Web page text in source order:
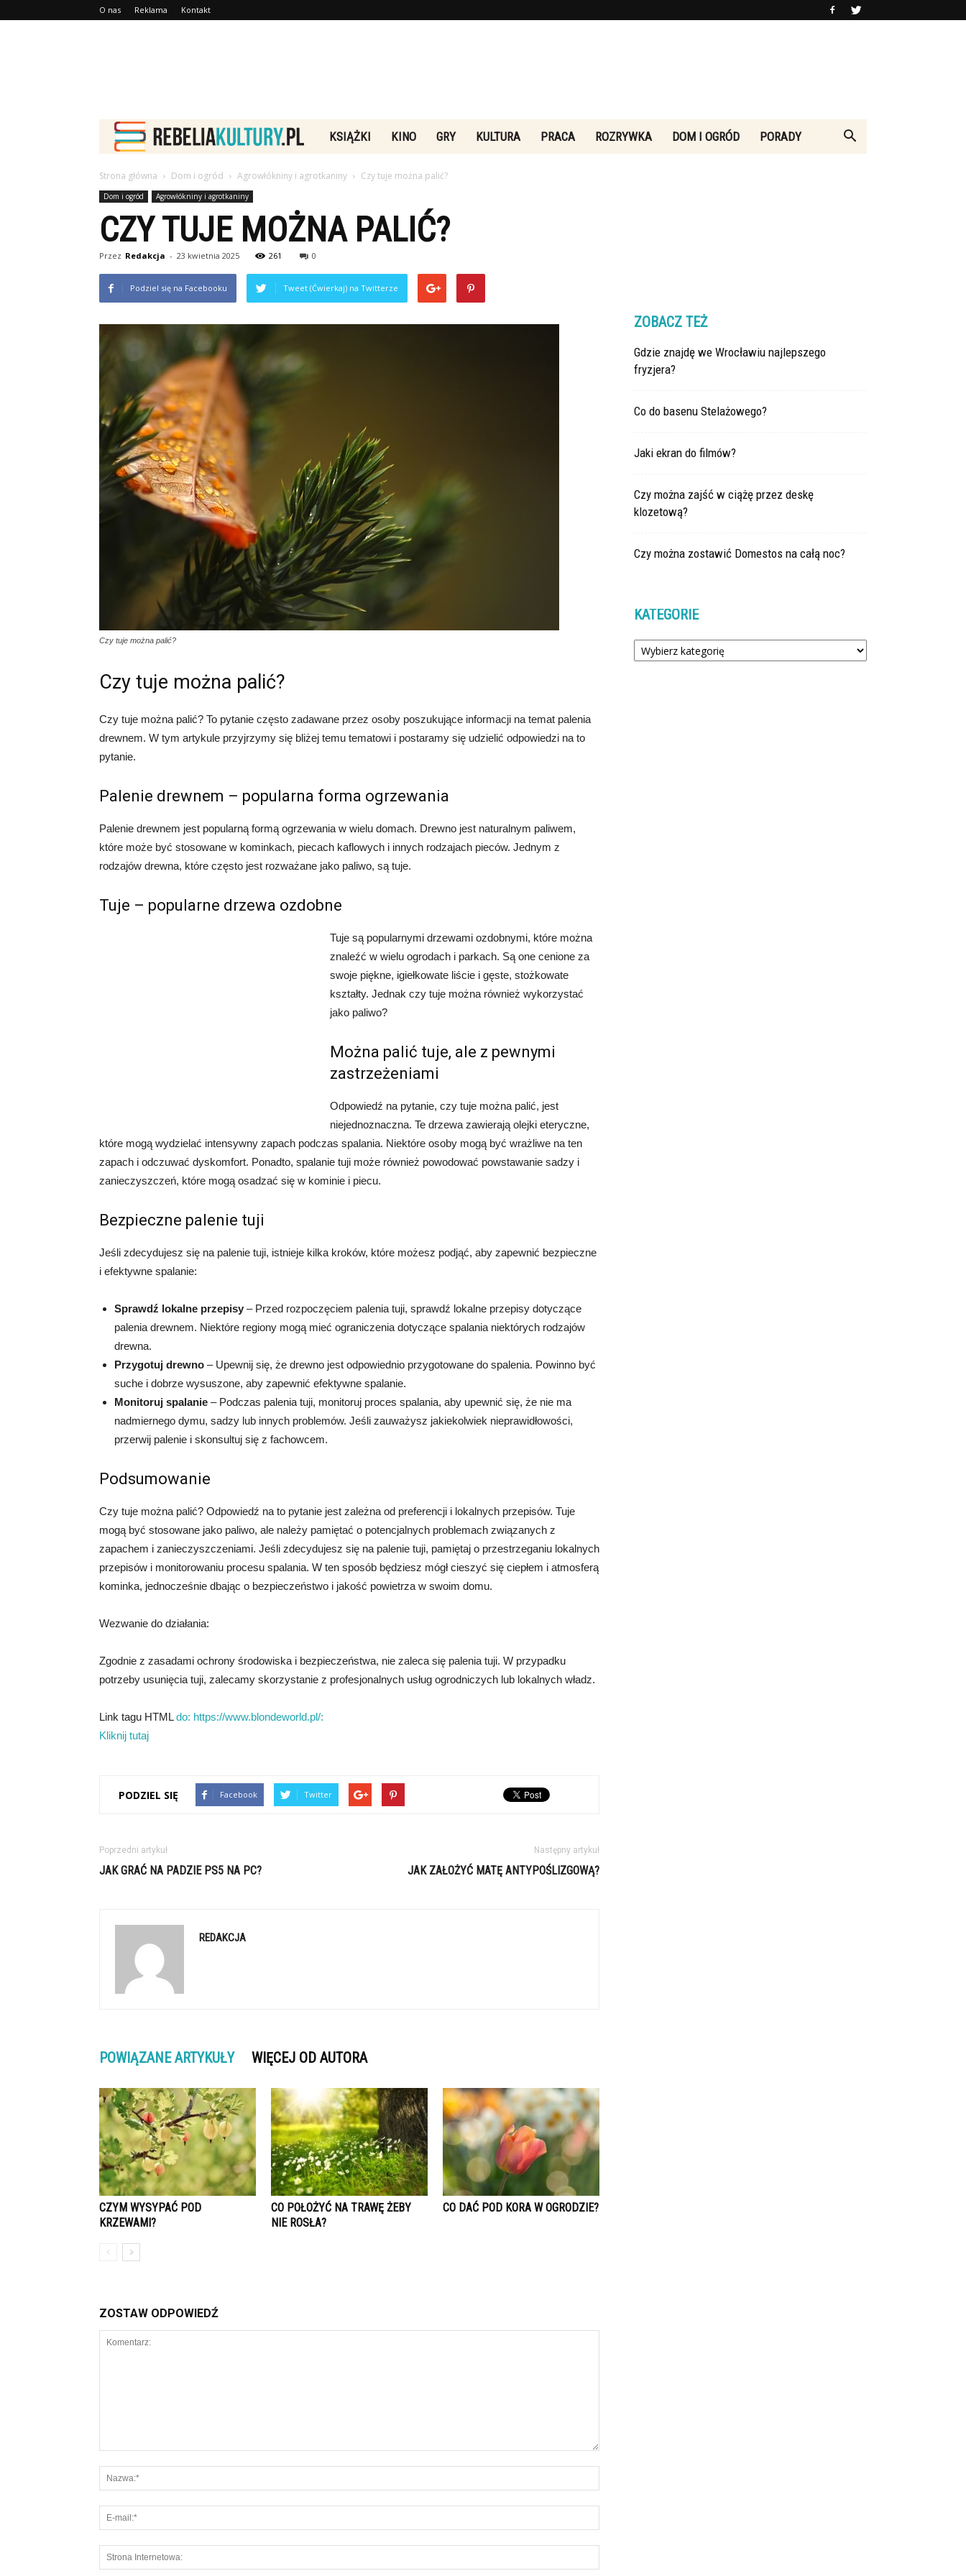
O nas Reklama Kontakt
Rebeliakultury.pl
KSIĄŻKI KINO GRY KULTURA PRACA ROZRYWKA DOM I OGRÓD PORADY
Strona główna Dom i ogród Agrowłókniny i agrotkaniny Czy tuje można palić?
Dom i ogród Agrowłókniny i agrotkaniny
CZY TUJE MOŻNA PALIĆ?
Przez Redakcja - 23 kwietnia 2025 261 0
Podziel się na Facebooku Tweet (Ćwierkaj) na Twitterze
Czy tuje można palić?
Czy tuje można palić?
Czy tuje można palić? To pytanie często zadawane przez osoby poszukujące informacji na temat palenia
drewnem. W tym artykule przyjrzymy się bliżej temu tematowi i postaramy się udzielić odpowiedzi na to
pytanie.
Palenie drewnem – popularna forma ogrzewania
Palenie drewnem jest popularną formą ogrzewania w wielu domach. Drewno jest naturalnym paliwem,
które może być stosowane w kominkach, piecach kaflowych i innych rodzajach pieców. Jednym z
rodzajów drewna, które często jest rozważane jako paliwo, są tuje.
Tuje – popularne drzewa ozdobne
Tuje są popularnymi drzewami ozdobnymi, które można
znaleźć w wielu ogrodach i parkach. Są one cenione za
swoje piękne, igiełkowate liście i gęste, stożkowate
kształty. Jednak czy tuje można również wykorzystać
jako paliwo?
Można palić tuje, ale z pewnymi
zastrzeżeniami
Odpowiedź na pytanie, czy tuje można palić, jest
niejednoznaczna. Te drzewa zawierają olejki eteryczne,
które mogą wydzielać intensywny zapach podczas spalania. Niektóre osoby mogą być wrażliwe na ten
zapach i odczuwać dyskomfort. Ponadto, spalanie tuji może również powodować powstawanie sadzy i
zanieczyszczeń, które mogą osadzać się w kominie i piecu.
Bezpieczne palenie tuji
Jeśli zdecydujesz się na palenie tuji, istnieje kilka kroków, które możesz podjąć, aby zapewnić bezpieczne
i efektywne spalanie:
Sprawdź lokalne przepisy – Przed rozpoczęciem palenia tuji, sprawdź lokalne przepisy dotyczące
palenia drewnem. Niektóre regiony mogą mieć ograniczenia dotyczące spalania niektórych rodzajów
drewna.
Przygotuj drewno – Upewnij się, że drewno jest odpowiednio przygotowane do spalenia. Powinno być
suche i dobrze wysuszone, aby zapewnić efektywne spalanie.
Monitoruj spalanie – Podczas palenia tuji, monitoruj proces spalania, aby upewnić się, że nie ma
nadmiernego dymu, sadzy lub innych problemów. Jeśli zauważysz jakiekolwiek nieprawidłowości,
przerwij palenie i skonsultuj się z fachowcem.
Podsumowanie
Czy tuje można palić? Odpowiedź na to pytanie jest zależna od preferencji i lokalnych przepisów. Tuje
mogą być stosowane jako paliwo, ale należy pamiętać o potencjalnych problemach związanych z
zapachem i zanieczyszczeniami. Jeśli zdecydujesz się na palenie tuji, pamiętaj o przestrzeganiu lokalnych
przepisów i monitorowaniu procesu spalania. W ten sposób będziesz mógł cieszyć się ciepłem i atmosferą
kominka, jednocześnie dbając o bezpieczeństwo i jakość powietrza w swoim domu.
Wezwanie do działania:
Zgodnie z zasadami ochrony środowiska i bezpieczeństwa, nie zaleca się palenia tuji. W przypadku
potrzeby usunięcia tuji, zalecamy skorzystanie z profesjonalnych usług ogrodniczych lub lokalnych władz.
Link tagu HTMLdo: https://www.blondeworld.pl/:
Kliknij tutaj
PODZIEL SIĘ Facebook Twitter
Poprzedni artykuł
JAK GRAĆ NA PADZIE PS5 NA PC?
Następny artykuł
JAK ZAŁOŻYĆ MATĘ ANTYPOŚLIZGOWĄ?
REDAKCJA
POWIĄZANE ARTYKUŁY WIĘCEJ OD AUTORA
CZYM WYSYPAĆ POD
KRZEWAMI?
CO POŁOŻYĆ NA TRAWĘ ŻEBY
NIE ROSŁA?
CO DAĆ POD KORA W OGRODZIE?
ZOSTAW ODPOWIEDŹ
ZOBACZ TEŻ
Gdzie znajdę we Wrocławiu najlepszego
fryzjera?
Co do basenu Stelażowego?
Jaki ekran do filmów?
Czy można zajść w ciążę przez deskę
klozetową?
Czy można zostawić Domestos na całą noc?
KATEGORIE
Kategorie